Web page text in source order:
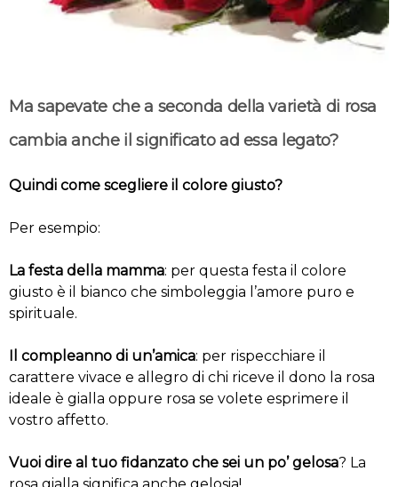
Ma sapevate che a seconda della varietà di rosa
cambia anche il significato ad essa legato?
Quindi come scegliere il colore giusto?
Per esempio:
La festa della mamma: per questa festa il colore
giusto è il bianco che simboleggia l’amore puro e
spirituale.
Il compleanno di un’amica: per rispecchiare il
carattere vivace e allegro di chi riceve il dono la rosa
ideale è gialla oppure rosa se volete esprimere il
vostro affetto.
Vuoi dire al tuo fidanzato che sei un po’ gelosa? La
rosa gialla significa anche gelosia!